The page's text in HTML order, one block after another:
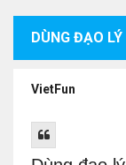
DÙNG ĐẠO LÝ
VietFun